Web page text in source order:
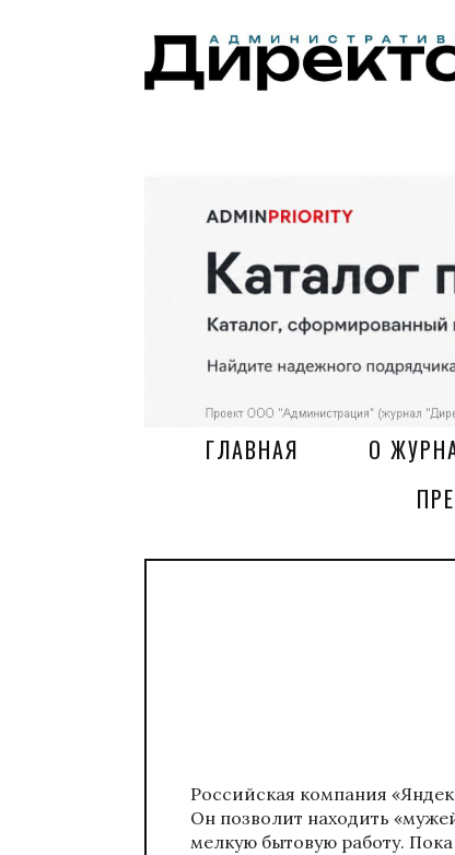
ГЛАВНАЯ О
Российская компания
Он позволит находить
мелкую бытовую работу.